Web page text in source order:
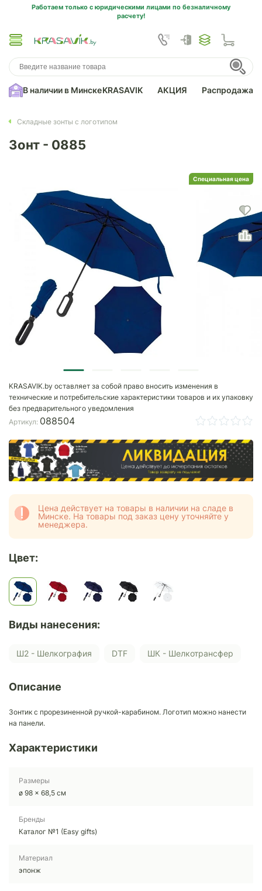
Работаем только с юридическими лицами по безналичному
расчету!
В наличии в МинскеKRASAVIK АКЦИЯ Распродажа
Складные зонты с логотипом
Зонт - 0885
Специальная цена
KRASAVIK.by оставляет за собой право вносить изменения в
технические и потребительские характеристики товаров и их упаковку
без предварительного уведомления
Артикул: 088504
Цена действует на товары в наличии на сладе в
Минске. На товары под заказ цену уточняйте у
менеджера.
Цвет:
Виды нанесения:
Ш2 - Шелкография DTF ШК - Шелкотрансфер
Описание
Зонтик с прорезиненной ручкой-карабином. Логотип можно нанести
на панели.
Характеристики
Размеры
ø 98 x 68,5 см
Бренды
Каталог №1 (Easy gifts)
Материал
эпонж